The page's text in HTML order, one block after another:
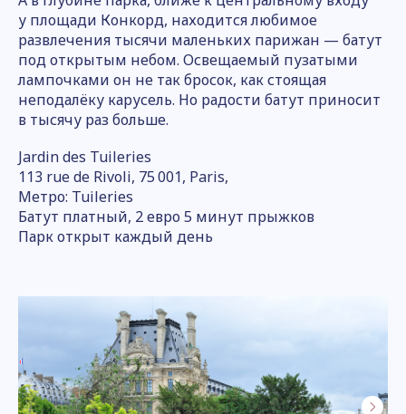
у площади Конкорд, находится любимое
развлечения тысячи маленьких парижан — батут
под открытым небом. Освещаемый пузатыми
лампочками он не так бросок, как стоящая
неподалёку карусель. Но радости батут приносит
в тысячу раз больше.
Jardin des Tuileries
113 rue de Rivoli, 75 001, Paris,
Метро: Tuileries
Батут платный, 2 евро 5 минут прыжков
Парк открыт каждый день